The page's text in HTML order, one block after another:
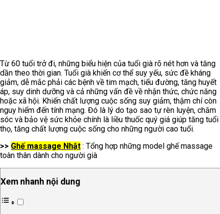
Từ 60 tuổi trở đi, những biểu hiện của tuổi già rõ nét hơn và tăng
dần theo thời gian. Tuổi già khiến cơ thể suy yếu, sức đề kháng
giảm, dễ mắc phải các bệnh về tim mạch, tiểu đường, tăng huyết
áp, suy dinh dưỡng và cả những vấn đề về nhận thức, chức năng
hoặc xã hội. Khiến chất lượng cuộc sống suy giảm, thậm chí còn
nguy hiểm đến tính mạng. Đó là lý do tạo sao tự rèn luyện, chăm
sóc và bảo vệ sức khỏe chính là liều thuốc quý giá giúp tăng tuổi
thọ, tăng chất lượng cuộc sống cho những người cao tuổi.
>> Ghế massage Nhật : Tổng hợp những model ghế massage
toàn thân dành cho người già
Xem nhanh nội dung